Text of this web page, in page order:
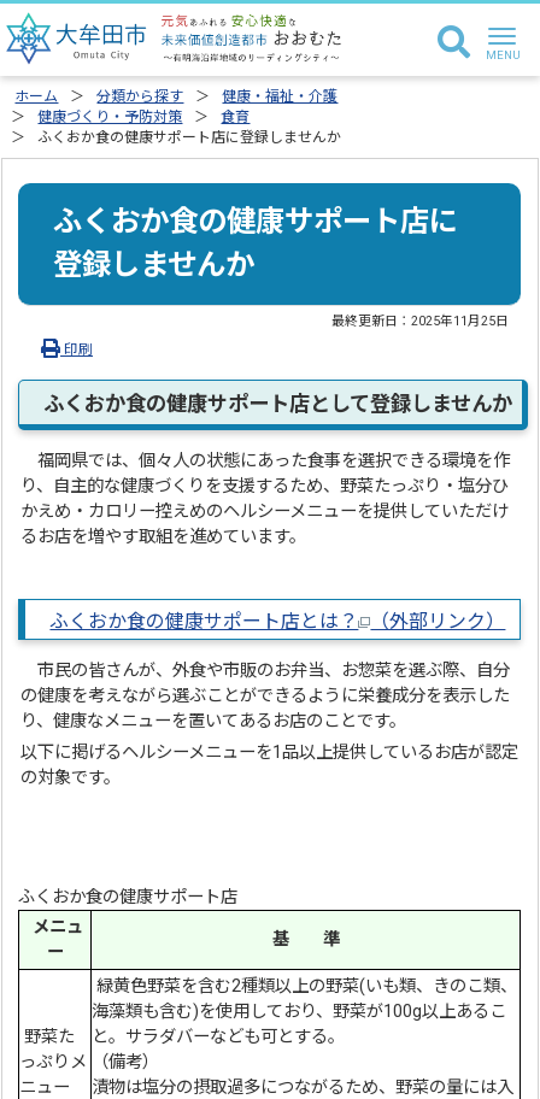
ホーム 分類から探す
健康・福祉・介護
健康づくり・予防対策
食育
ふくおか食の健康サポート店に登録しませんか
ふくおか食の健康サポート店に
登録しませんか
最終更新日：2025年11月25日
印刷
ふくおか食の健康サポート店として登録しませんか
福岡県では、個々人の状態にあった食事を選択できる環境を作
り、自主的な健康づくりを支援するため、野菜たっぷり・塩分ひ
かえめ・カロリー控えめのヘルシーメニューを提供していただけ
るお店を増やす取組を進めています。
ふくおか食の健康サポート店とは？ （外部リンク）
市民の皆さんが、外食や市販のお弁当、お惣菜を選ぶ際、自分
の健康を考えながら選ぶことができるように栄養成分を表示した
り、健康なメニューを置いてあるお店のことです。
以下に掲げるヘルシーメニューを1品以上提供しているお店が認定
の対象です。
ふくおか食の健康サポート店
メニュ
ー
基 準
野菜た
っぷりメ
ニュー
緑黄色野菜を含む2種類以上の野菜(いも類、きのこ類、
海藻類も含む)を使用しており、野菜が100g以上あるこ
と。サラダバーなども可とする。
（備考）
漬物は塩分の摂取過多につながるため、野菜の量には入